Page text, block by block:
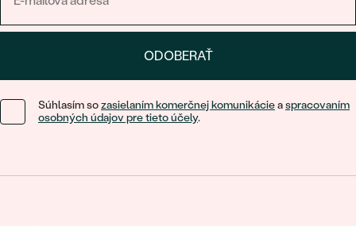
ODOBERAŤ
Súhlasím sozasielaním komerčnej komunikácieaspracovaním
osobných údajov pre tieto účely.